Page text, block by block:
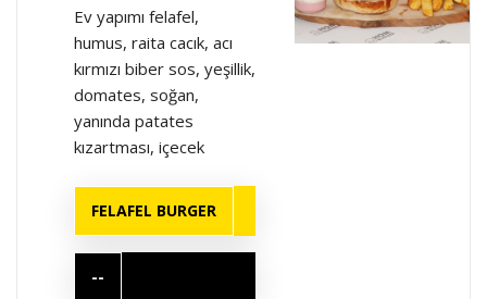
Ev yapımı felafel,
humus, raita cacık, acı
kırmızı biber sos, yeşillik,
domates, soğan,
yanında patates
kızartması, içecek
FELAFEL BURGER
--